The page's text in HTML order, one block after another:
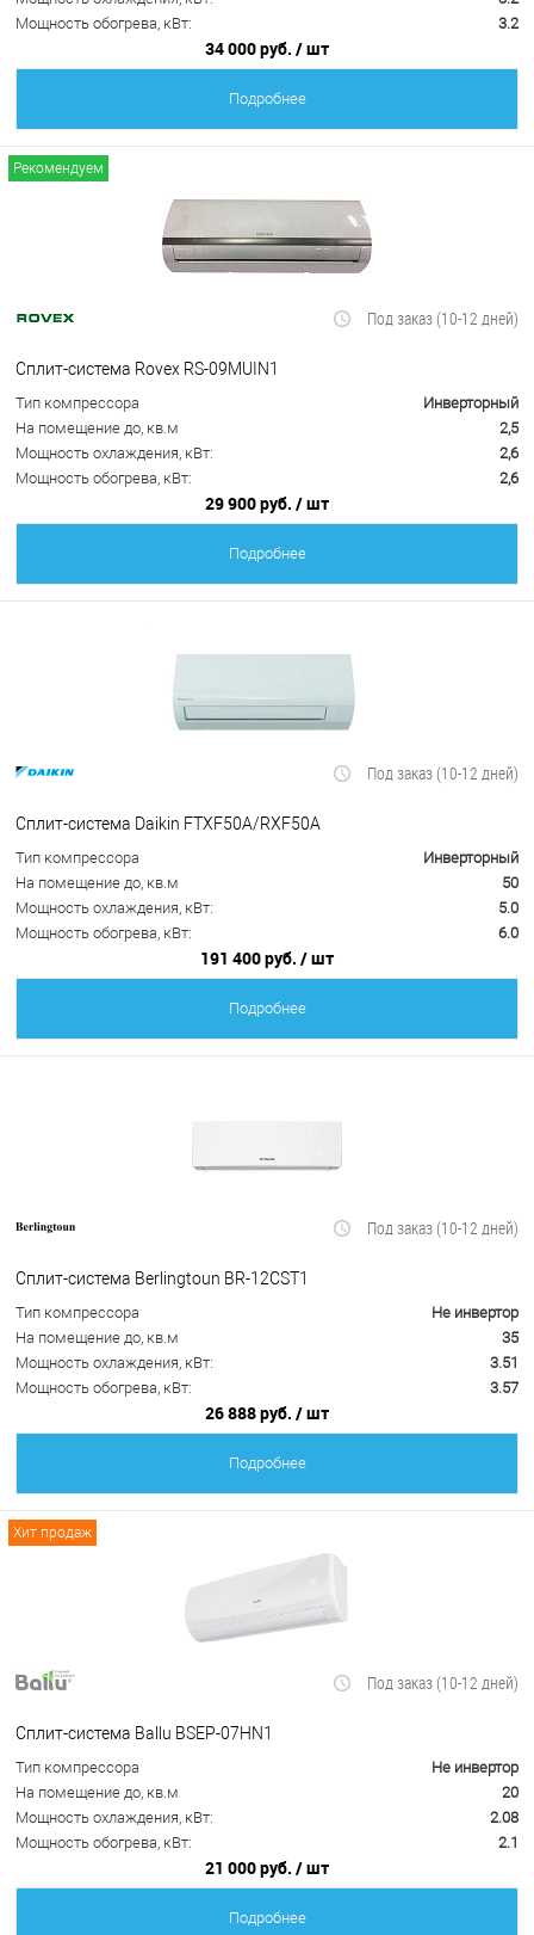
Мощность обогрева, кВт:
3.2
34 000 руб. / шт
Подробнее
Рекомендуем
Под заказ (10-12 дней)
Сплит-система Rovex RS-09MUIN1
Тип компрессора
Инверторный
На помещение до, кв.м
2,5
Мощность охлаждения, кВт:
2,6
Мощность обогрева, кВт:
2,6
29 900 руб. / шт
Подробнее
Под заказ (10-12 дней)
Сплит-система Daikin FTXF50A/RXF50A
Тип компрессора
Инверторный
На помещение до, кв.м
50
Мощность охлаждения, кВт:
5.0
Мощность обогрева, кВт:
6.0
191 400 руб. / шт
Подробнее
Под заказ (10-12 дней)
Сплит-система Berlingtoun BR-12CST1
Тип компрессора
Не инвертор
На помещение до, кв.м
35
Мощность охлаждения, кВт:
3.51
Мощность обогрева, кВт:
3.57
26 888 руб. / шт
Подробнее
Хит продаж
Под заказ (10-12 дней)
Сплит-система Ballu BSEP-07HN1
Тип компрессора
Не инвертор
На помещение до, кв.м
20
Мощность охлаждения, кВт:
2.08
Мощность обогрева, кВт:
2.1
21 000 руб. / шт
Подробнее